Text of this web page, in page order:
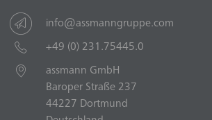
info@assmanngruppe.com
+49 (0) 231.75445.0
assmann GmbH
Baroper Straße 237
44227 Dortmund